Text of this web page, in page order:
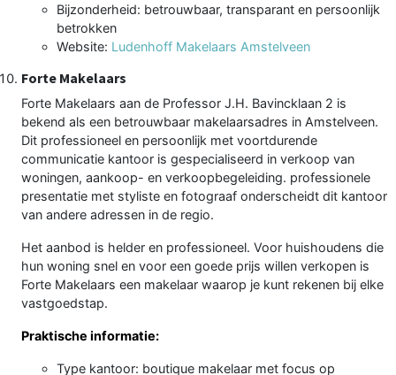
Bijzonderheid: betrouwbaar, transparant en persoonlijk
betrokken
Website: Ludenhoff Makelaars Amstelveen
Forte Makelaars
Forte Makelaars aan de Professor J.H. Bavincklaan 2 is
bekend als een betrouwbaar makelaarsadres in Amstelveen.
Dit professioneel en persoonlijk met voortdurende
communicatie kantoor is gespecialiseerd in verkoop van
woningen, aankoop- en verkoopbegeleiding. professionele
presentatie met styliste en fotograaf onderscheidt dit kantoor
van andere adressen in de regio.
Het aanbod is helder en professioneel. Voor huishoudens die
hun woning snel en voor een goede prijs willen verkopen is
Forte Makelaars een makelaar waarop je kunt rekenen bij elke
vastgoedstap.
Praktische informatie:
Type kantoor: boutique makelaar met focus op